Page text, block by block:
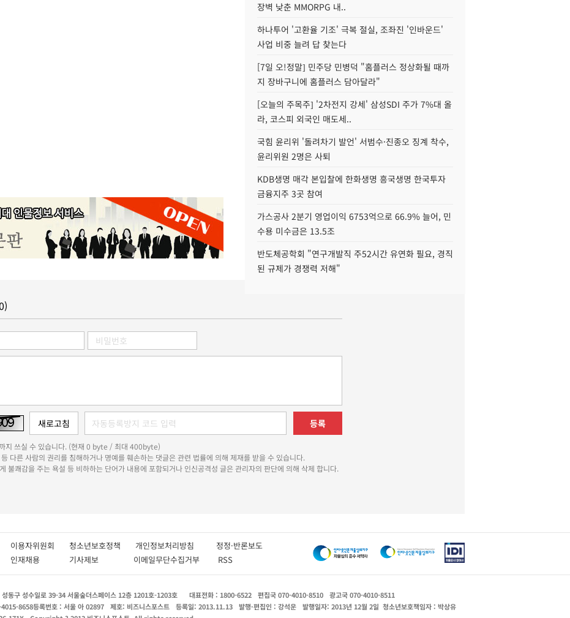
장벽 낮춘 MMORPG 내..
하나투어 '고환율 기조' 극복 절실, 조좌진 '인바운드'
사업 비중 늘려 답 찾는다
[7일 오!정말] 민주당 민병덕 "홈플러스 정상화될 때까
지 장바구니에 홈플러스 담아달라"
[오늘의 주목주] '2차전지 강세' 삼성SDI 주가 7%대 올
라, 코스피 외국인 매도세..
국힘 윤리위 '돌려차기 발언' 서범수·진종오 징계 착수,
윤리위원 2명은 사퇴
KDB생명 매각 본입찰에 한화생명 흥국생명 한국투자
금융지주 3곳 참여
가스공사 2분기 영업이익 6753억으로 66.9% 늘어, 민
수용 미수금은 13.5조
반도체공학회 "연구개발직 주52시간 유연화 필요, 경직
된 규제가 경쟁력 저해"
등록
까지 쓰실 수 있습니다. (현재 0 byte / 최대 400byte)
다른 사람의 권리를 침해하거나 명예를 훼손하는 댓글은 관련 법률에 의해 제재를 받을 수 있습니다.
불쾌감을 주는 욕설 등 비하하는 단어가 내용에 포함되거나 인신공격성 글은 관리자의 판단에 의해 삭제 합니다.
이용자위원회 청소년보호정책 개인정보처리방침 정정·반론보도
인재채용 기사제보 이메일무단수집거부 RSS
성동구 성수일로 39-34 서울숲더스페이스 12층 1201호-1203호 대표전화 : 1800-6522 편집국 070-4010-8510
광고국 070-4010-8511
8658등록번호 : 서울 아 02897 제호: 비즈니스포스트 등록일: 2013.11.13 발행·편집인 : 강석운 발행일자: 2013년 12월 2일 청소년보호책임자 : 박상유